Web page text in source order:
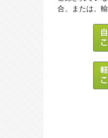
合、または、